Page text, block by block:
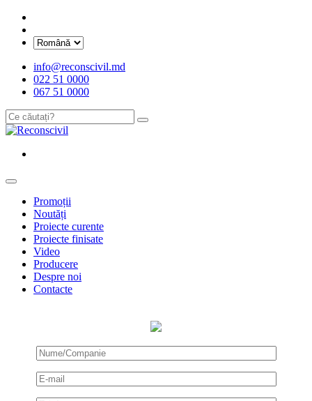
info@reconscivil.md
022 51 0000
067 51 0000
Promoții
Noutăți
Proiecte curente
Proiecte finisate
Video
Producere
Despre noi
Contacte